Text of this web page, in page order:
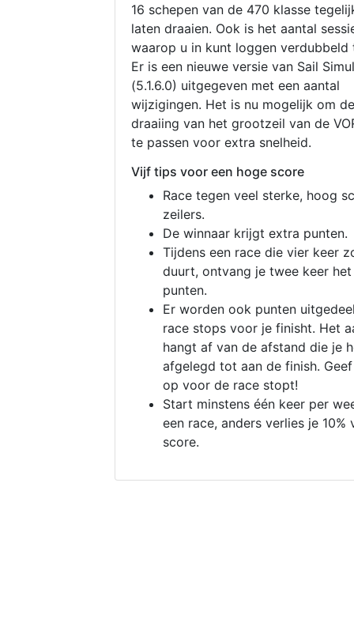
16 schepen van de 470 klasse
laten draaien. Ook is het aantal
waarop u in kunt loggen verdubbeld
Er is een nieuwe versie van Sail
(5.1.6.0) uitgegeven met een aantal
wijzigingen. Het is nu mogelijk om de
draaiing van het grootzeil van de
te passen voor extra snelheid.
Vijf tips voor een hoge score
Race tegen veel sterke, hoog
zeilers.
De winnaar krijgt extra punten.
Tijdens een race die vier keer
duurt, ontvang je twee keer
punten.
Er worden ook punten
race stops voor je finisht. Het
hangt af van de afstand die je
afgelegd tot aan de finish.
op voor de race stopt!
Start minstens één keer per
een race, anders verlies je 10%
score.